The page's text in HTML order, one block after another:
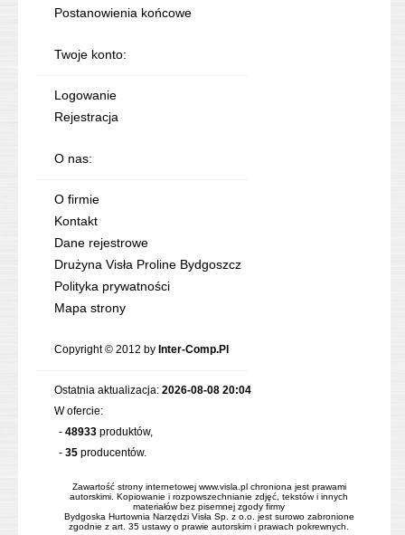
Postanowienia końcowe
Twoje konto:
Logowanie
Rejestracja
O nas:
O firmie
Kontakt
Dane rejestrowe
Drużyna Visła Proline Bydgoszcz
Polityka prywatności
Mapa strony
Copyright © 2012 by Inter-Comp.Pl
Ostatnia aktualizacja: 2026-08-08 20:04
W ofercie:
- 48933 produktów,
- 35 producentów.
Zawartość strony internetowej www.visla.pl chroniona jest prawami
autorskimi. Kopiowanie i rozpowszechnianie zdjęć, tekstów i innych
materiałów bez pisemnej zgody firmy
Bydgoska Hurtownia Narzędzi Visła Sp. z o.o. jest surowo zabronione
zgodnie z art. 35 ustawy o prawie autorskim i prawach pokrewnych.